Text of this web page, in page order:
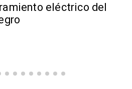
eléctrico del